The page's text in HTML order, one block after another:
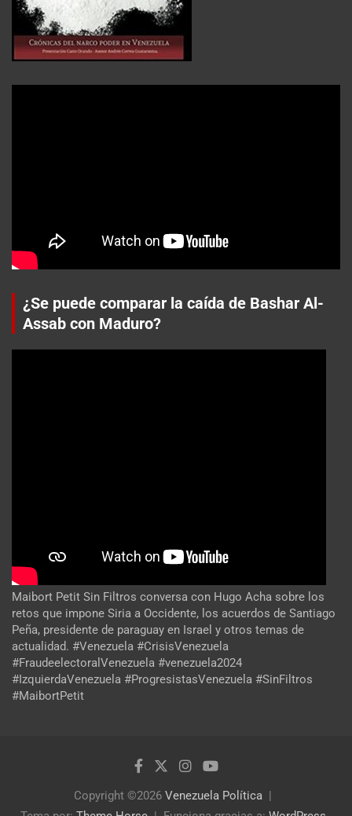
¿Se puede comparar la caída de Bashar Al-
Assab con Maduro?
Maibort Petit Sin Filtros conversa con Hugo Acha sobre los
retos que impone Siria a Occidente, los acuerdos de Santiago
Peña, presidente de paraguay en Israel y otros temas de
actualidad. #Venezuela #CrisisVenezuela
#FraudeelectoralVenezuela #venezuela2024
#IzquierdaVenezuela #ProgresistasVenezuela #SinFiltros
#MaibortPetit
Copyright ©2026 Venezuela Política